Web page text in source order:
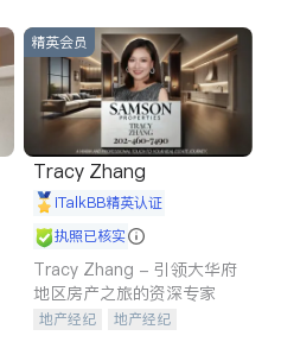
精英会员
Tracy Zhang
iTalkBB精英认证
执照已核实
Tracy Zhang - 引领大华府
地区房产之旅的资深专家
地产经纪
地产经纪